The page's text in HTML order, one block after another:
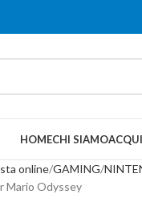
HOMECHI SIAMO
online GAMING
Mario Odyssey